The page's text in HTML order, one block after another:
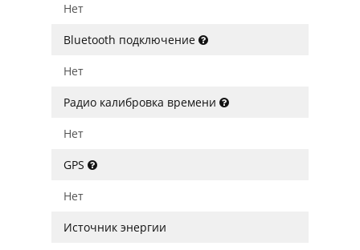
Нет
Bluetooth подключение
Нет
Радио калибровка времени
Нет
GPS
Нет
Источник энергии